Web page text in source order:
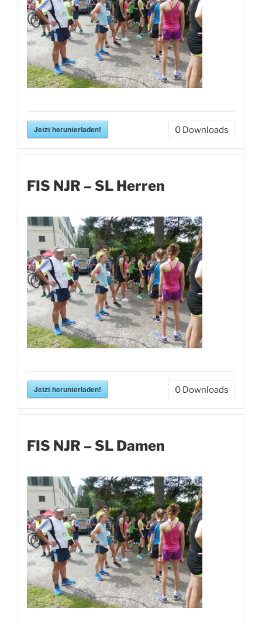
Jetzt herunterladen! 0 Downloads
FIS NJR – SL Herren
Jetzt herunterladen! 0 Downloads
FIS NJR – SL Damen